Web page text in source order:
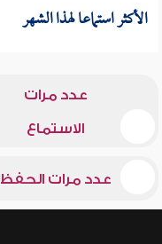
الأكثر استماعا لهذا الشهر
عدد مرات
الاستماع
عدد مرات الحفظ